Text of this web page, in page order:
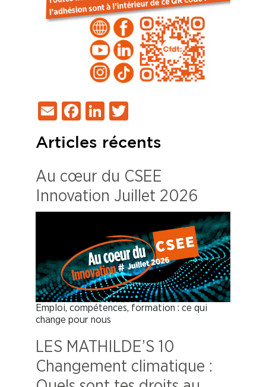
EmailFacebook
LinkedIn
Articles récents
Au cœur du CSEE
Innovation Juillet 2026
Emploi, compétences, formation : ce qui
change pour nous
LES MATHILDE’S 10
Changement climatique :